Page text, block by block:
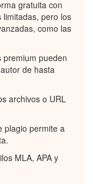
gratuita con
pero los
como las
premium pueden
de hasta
archivos o URL
plagio permite a
MLA, APA y